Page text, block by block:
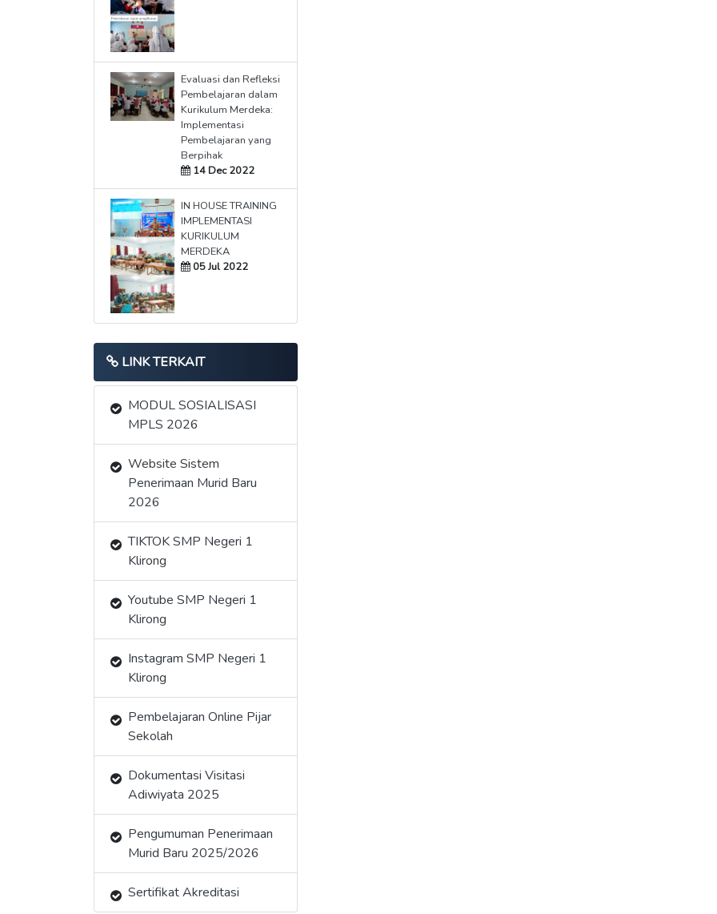
Evaluasi dan Refleksi
Pembelajaran dalam
Kurikulum Merdeka:
Implementasi
Pembelajaran yang
Berpihak
14 Dec 2022
IN HOUSE TRAINING
IMPLEMENTASI
KURIKULUM
MERDEKA
05 Jul 2022
LINK TERKAIT
MODUL SOSIALISASI
MPLS 2026
Website Sistem
Penerimaan Murid Baru
2026
TIKTOK SMP Negeri 1
Klirong
Youtube SMP Negeri 1
Klirong
Instagram SMP Negeri 1
Klirong
Pembelajaran Online Pijar
Sekolah
Dokumentasi Visitasi
Adiwiyata 2025
Pengumuman Penerimaan
Murid Baru 2025/2026
Sertifikat Akreditasi